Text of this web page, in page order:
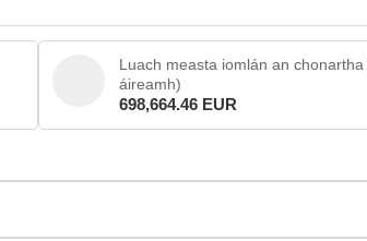
Luach measta iomlán an chonartha
áireamh)
698,664.46 EUR